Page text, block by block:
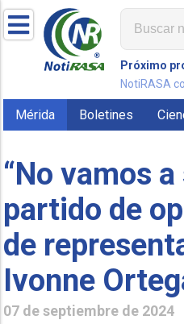
Próximo
NotiRASA
Mérida Boletines
“No vamos
partido de
de
Ivonne
07 de septiembre de 2024